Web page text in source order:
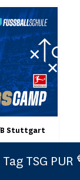
Stuttgart
PUR 💙🤍